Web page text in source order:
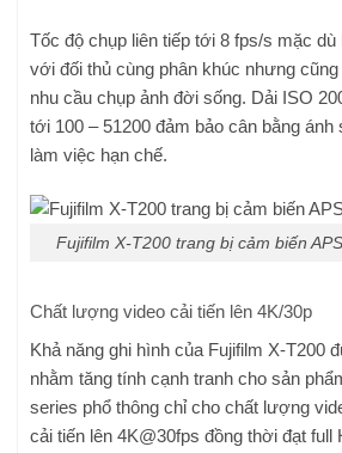
Tốc độ chụp liên tiếp tới 8 fps/s mặc dù
với đối thủ cùng phân khúc nhưng
nhu cầu chụp ảnh đời sống. Dải ISO
tới 100 – 51200 đảm bảo cân bằng
làm việc hạn chế.
Fujifilm X-T200 trang bị cảm biến
Chất lượng video cải tiến lên 4K/30p
Khả năng ghi hình của Fujifilm X-T200
nhằm tăng tính cạnh tranh cho sản
series phổ thông chỉ cho chất lượng
cải tiến lên 4K@30fps đồng thời đạt full